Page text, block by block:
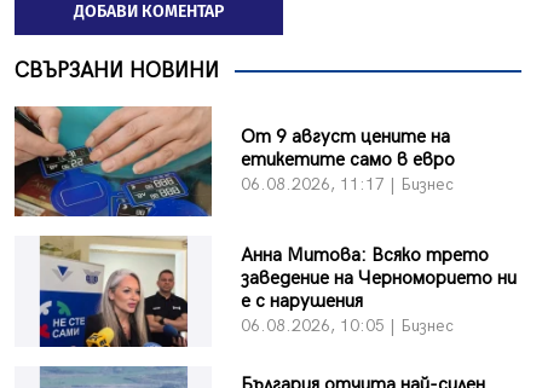
ДОБАВИ КОМЕНТАР
СВЪРЗАНИ НОВИНИ
От 9 август цените на
етикетите само в евро
06.08.2026, 11:17 | Бизнес
Анна Митова: Всяко трето
заведение на Черноморието ни
е с нарушения
06.08.2026, 10:05 | Бизнес